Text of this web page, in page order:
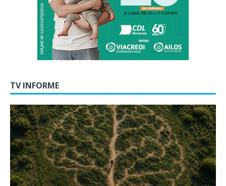
TV INFORME